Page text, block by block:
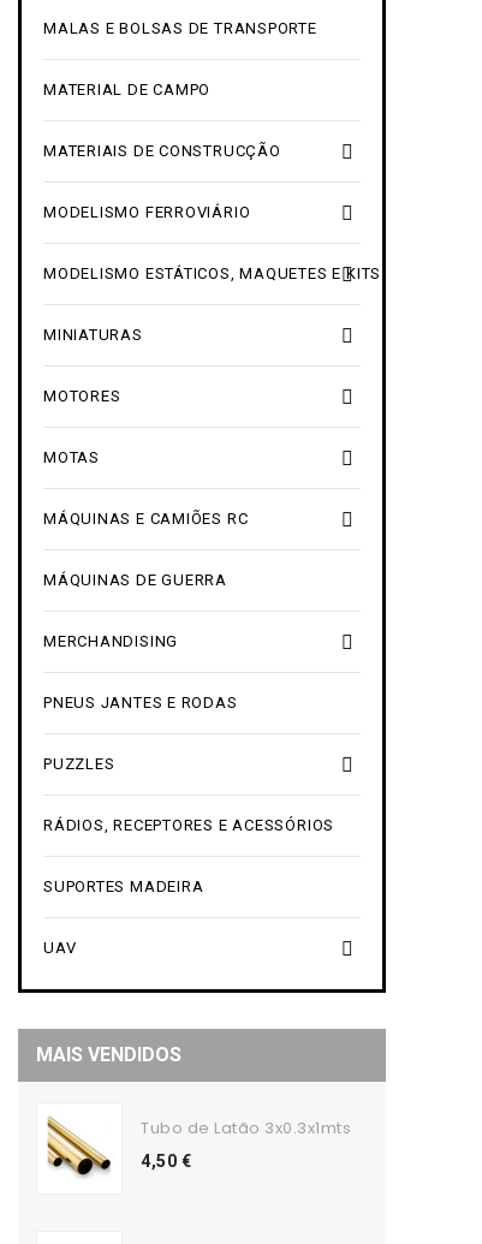
MALAS E BOLSAS DE TRANSPORTE
MATERIAL DE CAMPO

MATERIAIS DE CONSTRUCÇÃO

MODELISMO FERROVIÁRIO

MODELISMO ESTÁTICOS, MAQUETES E KITS

MINIATURAS

MOTORES

MOTAS

MÁQUINAS E CAMIÕES RC
MÁQUINAS DE GUERRA

MERCHANDISING
PNEUS JANTES E RODAS

PUZZLES
RÁDIOS, RECEPTORES E ACESSÓRIOS
SUPORTES MADEIRA

UAV
MAIS VENDIDOS
Tubo de Latão 3x0.3x1mts
4,50 €